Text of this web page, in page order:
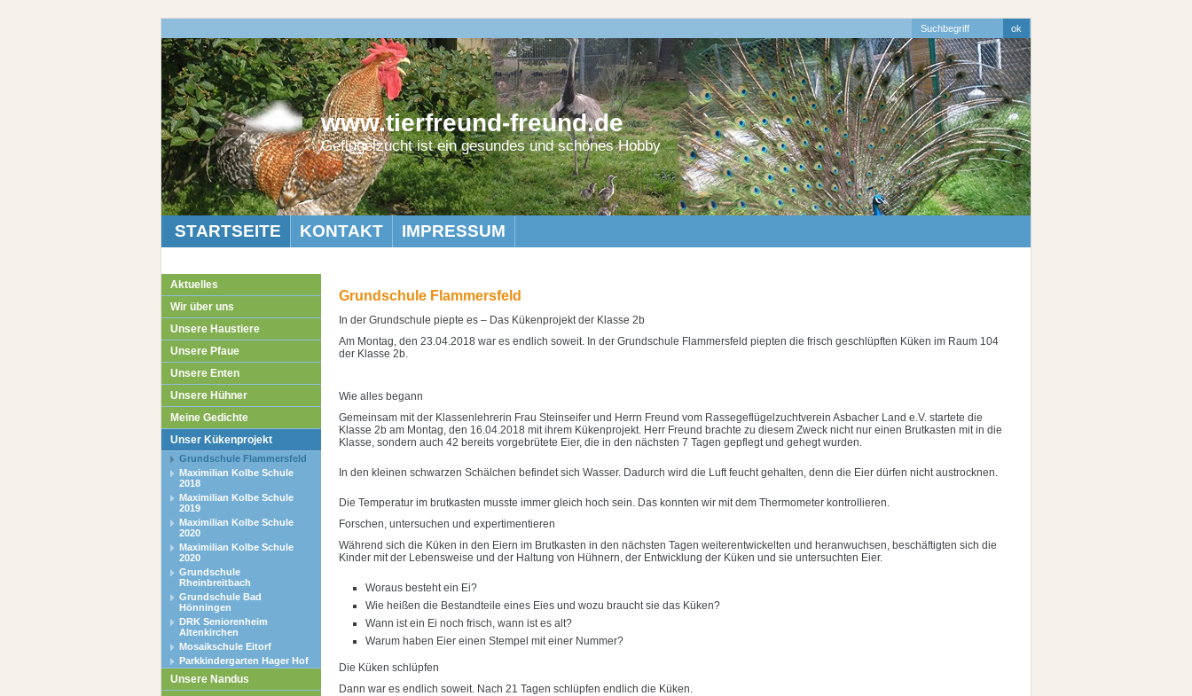
www.tierfreund-freund.de
Geflügelzucht ist ein gesundes und schönes Hobby
STARTSEITE KONTAKT IMPRESSUM
Aktuelles
Wir über uns
Unsere Haustiere
Unsere Pfaue
Unsere Enten
Unsere Hühner
Meine Gedichte
Unser Kükenprojekt
Grundschule Flammersfeld
Maximilian Kolbe Schule
2018
Maximilian Kolbe Schule
2019
Maximilian Kolbe Schule
2020
Maximilian Kolbe Schule
2020
Grundschule
Rheinbreitbach
Grundschule Bad
Hönningen
DRK Seniorenheim
Altenkirchen
Mosaikschule Eitorf
Parkkindergarten Hager Hof
Unsere Nandus
Grundschule Flammersfeld
In der Grundschule piepte es – Das Kükenprojekt der Klasse 2b
Am Montag, den 23.04.2018 war es endlich soweit. In der Grundschule Flammersfeld piepten die frisch geschlüpften Küken im Raum 104
der Klasse 2b.
Wie alles begann
Gemeinsam mit der Klassenlehrerin Frau Steinseifer und Herrn Freund vom Rassegeflügelzuchtverein Asbacher Land e.V. startete die
Klasse 2b am Montag, den 16.04.2018 mit ihrem Kükenprojekt. Herr Freund brachte zu diesem Zweck nicht nur einen Brutkasten mit in die
Klasse, sondern auch 42 bereits vorgebrütete Eier, die in den nächsten 7 Tagen gepflegt und gehegt wurden.
In den kleinen schwarzen Schälchen befindet sich Wasser. Dadurch wird die Luft feucht gehalten, denn die Eier dürfen nicht austrocknen.
Die Temperatur im brutkasten musste immer gleich hoch sein. Das konnten wir mit dem Thermometer kontrollieren.
Forschen, untersuchen und expertimentieren
Während sich die Küken in den Eiern im Brutkasten in den nächsten Tagen weiterentwickelten und heranwuchsen, beschäftigten sich die
Kinder mit der Lebensweise und der Haltung von Hühnern, der Entwicklung der Küken und sie untersuchten Eier.
Woraus besteht ein Ei?
Wie heißen die Bestandteile eines Eies und wozu braucht sie das Küken?
Wann ist ein Ei noch frisch, wann ist es alt?
Warum haben Eier einen Stempel mit einer Nummer?
Die Küken schlüpfen
Dann war es endlich soweit. Nach 21 Tagen schlüpfen endlich die Küken.